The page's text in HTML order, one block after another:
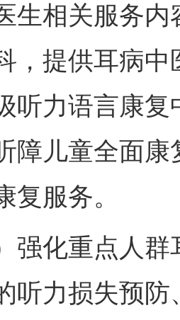
生相关服务
，提供耳病
听力语言康
障儿童全面
复服务。
化重点人群
听力损失预